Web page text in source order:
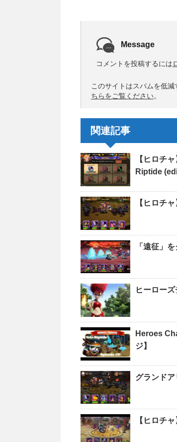
Message
コメントを投稿するには
このサイトはスパムを低減
ちらをご覧ください。
関連記事
【ヒロチ
Riptide
【ヒロチ
「遠征」
ヒーロー
Heroes
ジ】
グランドア
【ヒロチ